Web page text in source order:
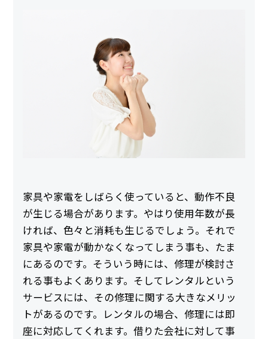
家具や家電をしばらく使っていると、動作不良
が生じる場合があります。やはり使用年数が長
ければ、色々と消耗も生じるでしょう。それで
家具や家電が動かなくなってしまう事も、たま
にあるのです。そういう時には、修理が検討さ
れる事もよくあります。そしてレンタルという
サービスには、その修理に関する大きなメリッ
トがあるのです。レンタルの場合、修理には即
座に対応してくれます。借りた会社に対して事